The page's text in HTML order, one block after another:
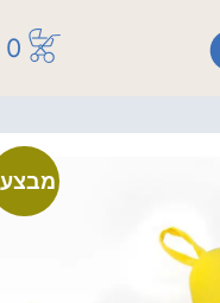
0